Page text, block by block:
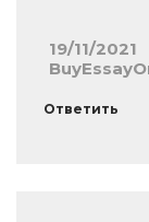
19/11/2021
Ответить